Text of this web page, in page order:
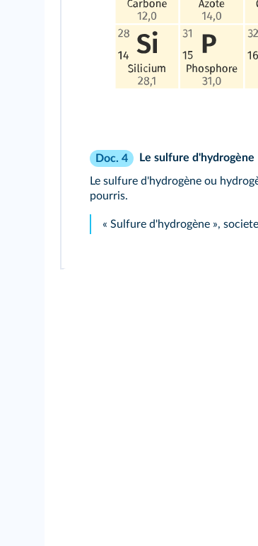
Doc. 4 Le sulfure d'hydrogène
Le sulfure d'hydrogène ou
pourris.
« Sulfure d'hydrogène »,